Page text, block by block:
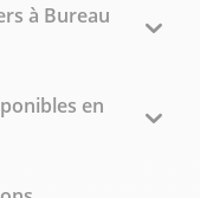
à Bureau
en